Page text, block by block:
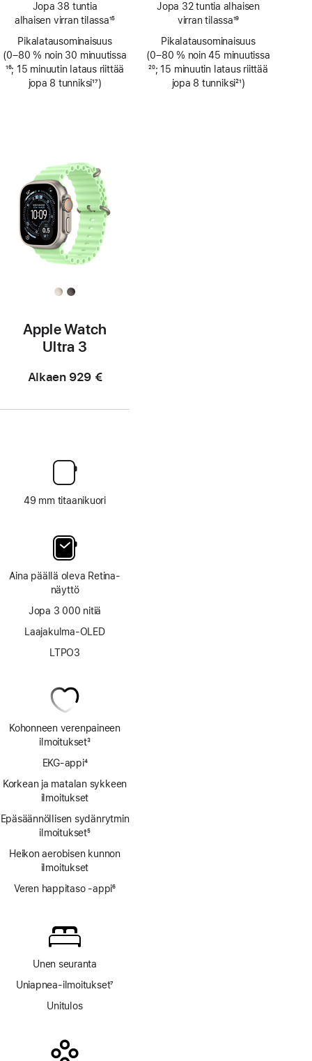
Jopa 38 tuntia
alhaisen virran tilassa15
Pikalatausominaisuus
(0–80 % noin 30 minuutissa
Alaviite
16; 15 minuutin lataus riittää
jopa 8 tunniksi17)
Jopa 32 tuntia alhaisen
virran tilassa19
Pikalatausominaisuus
(0–80 % noin 45 minuutissa
Alaviite
20; 15 minuutin lataus riittää
jopa 8 tunniksi21)
Apple Watch
Ultra 3
Alkaen 929 €
49 mm titaani­kuori
Aina päällä oleva Retina-
näyttö
Jopa 3 000 nitiä
Laajakulma-OLED
LTPO3
Kohonneen verenpaineen
ilmoitukset3
EKG-appi4
Korkean ja matalan sykkeen
ilmoitukset
Epäsäännöllisen sydänrytmin
ilmoitukset5
Heikon aerobisen kunnon
ilmoitukset
Veren happitaso ‑appi6
Unen seuranta
Uniapnea-ilmoitukset7
Unitulos